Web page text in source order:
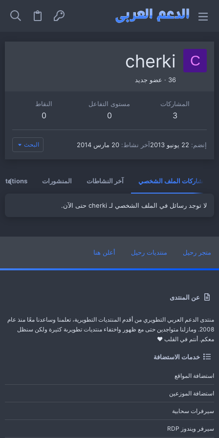
C
cherki
عضو جديد · 36
المشاركات
3
مستوى التفاعل
0
النقاط
0
إنضم 22 يونيو 2013 آخر نشاط 20 مارس 2014 البحث
مشاركات الملف الشخصي آخر النشاطات المنشورات
لا توجد رسائل في الملف الشخصي لـ cherki حتى الآن.
عن المنتدى
منتدى الدعم العربي التطويري من أقدم المنتديات التطويرية، تعلمنا وساعدنا معًا منذ عام
2008. ومازلنا متواجدين حتى مع ظهور واختفاء منتديات تطويرىة كثيرة ولكن سنظل
معكم. أنتم في القلب ❤️
خدمات الاستضافة
استضافة المواقع
استضافة الموزعين
سيرفرات سحابية
سيرفر ويندوز RDP
متجر رحيل منتديات رحيل أعلن هنا